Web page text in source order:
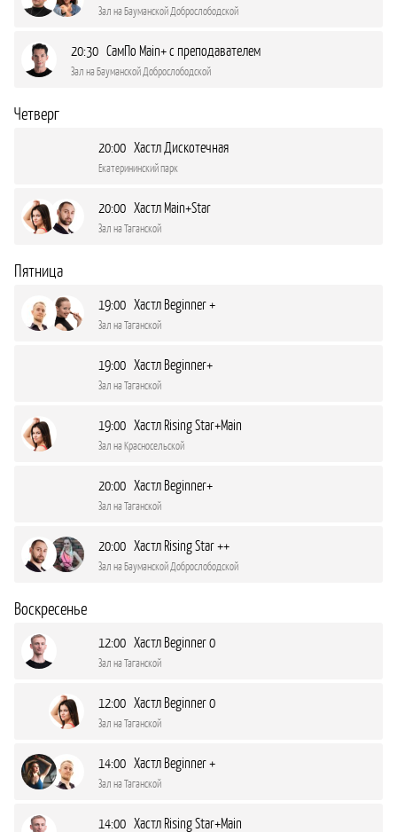
Зал на Бауманской Доброслободской
20:30 СамПо Main+ с преподавателем
Зал на Бауманской Доброслободской
Четверг
20:00 Хастл Дискотечная
Екатерининский парк
20:00 Хастл Main+Star
Зал на Таганской
Пятница
19:00 Хастл Beginner +
Зал на Таганской
19:00 Хастл Beginner+
Зал на Таганской
19:00 Хастл Rising Star+Main
Зал на Красносельской
20:00 Хастл Beginner+
Зал на Таганской
20:00 Хастл Rising Star ++
Зал на Бауманской Доброслободской
Воскресенье
12:00 Хастл Beginner 0
Зал на Таганской
12:00 Хастл Beginner 0
Зал на Таганской
14:00 Хастл Beginner +
Зал на Таганской
14:00 Хастл Rising Star+Main